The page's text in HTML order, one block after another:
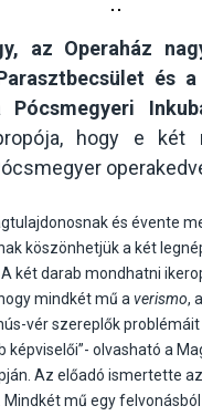
az Operaház
és
hogy e két
és évente
köszönhetjük a két
két darab mondhatni
mindkét mű a verismo,
vér szereplők
képviselői”- olvasható a
Az előadó ismertette
Mindkét mű egy